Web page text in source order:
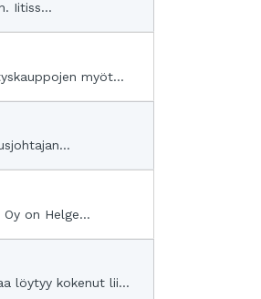
Iitiss...
myöt...
on Helge...
löytyy kokenut lii...